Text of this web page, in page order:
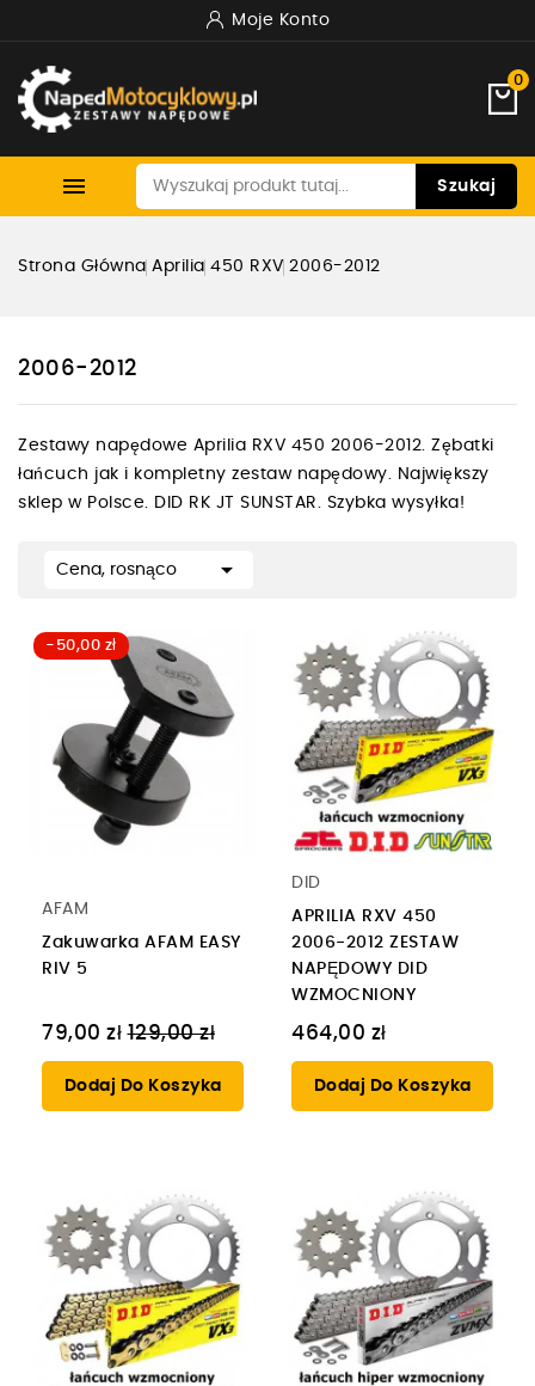
Moje Konto
0
 Szukaj
Strona Główna Aprilia 450 RXV 2006-2012
2006-2012
Zestawy napędowe Aprilia RXV 450 2006-2012. Zębatki
łańcuch jak i kompletny zestaw napędowy. Największy
sklep w Polsce. DID RK JT SUNSTAR. Szybka wysyłka!
Cena, rosnąco 
-50,00 zł
AFAM
Zakuwarka AFAM EASY
RIV 5
79,00 zł Cena
regularna
129,00 zł
Dodaj Do Koszyka
DID
APRILIA RXV 450
2006-2012 ZESTAW
NAPĘDOWY DID
WZMOCNIONY
464,00 zł
Dodaj Do Koszyka